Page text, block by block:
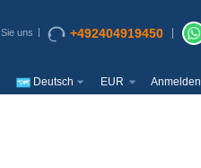
uns +492404919450
Deutsch EUR Anmelden